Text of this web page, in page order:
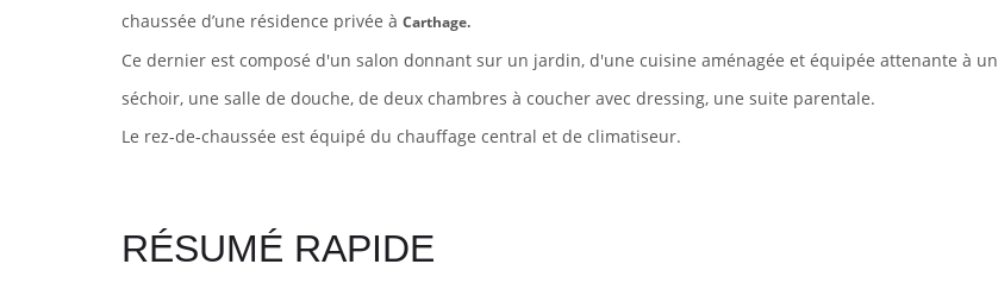
chaussée d’une résidence privée à Carthage.
Ce dernier est composé d'un salon donnant sur un jardin, d'une cuisine aménagée et équipée attenante à un
séchoir, une salle de douche, de deux chambres à coucher avec dressing, une suite parentale.
Le rez-de-chaussée est équipé du chauffage central et de climatiseur.
RÉSUMÉ RAPIDE